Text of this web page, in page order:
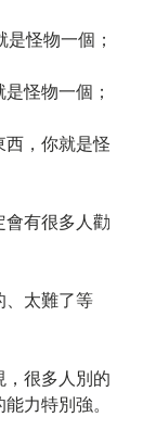
怪物一個；
怪物一個；
，你就是怪
有很多人勸
、太難了等
很多人別的
力特別強。